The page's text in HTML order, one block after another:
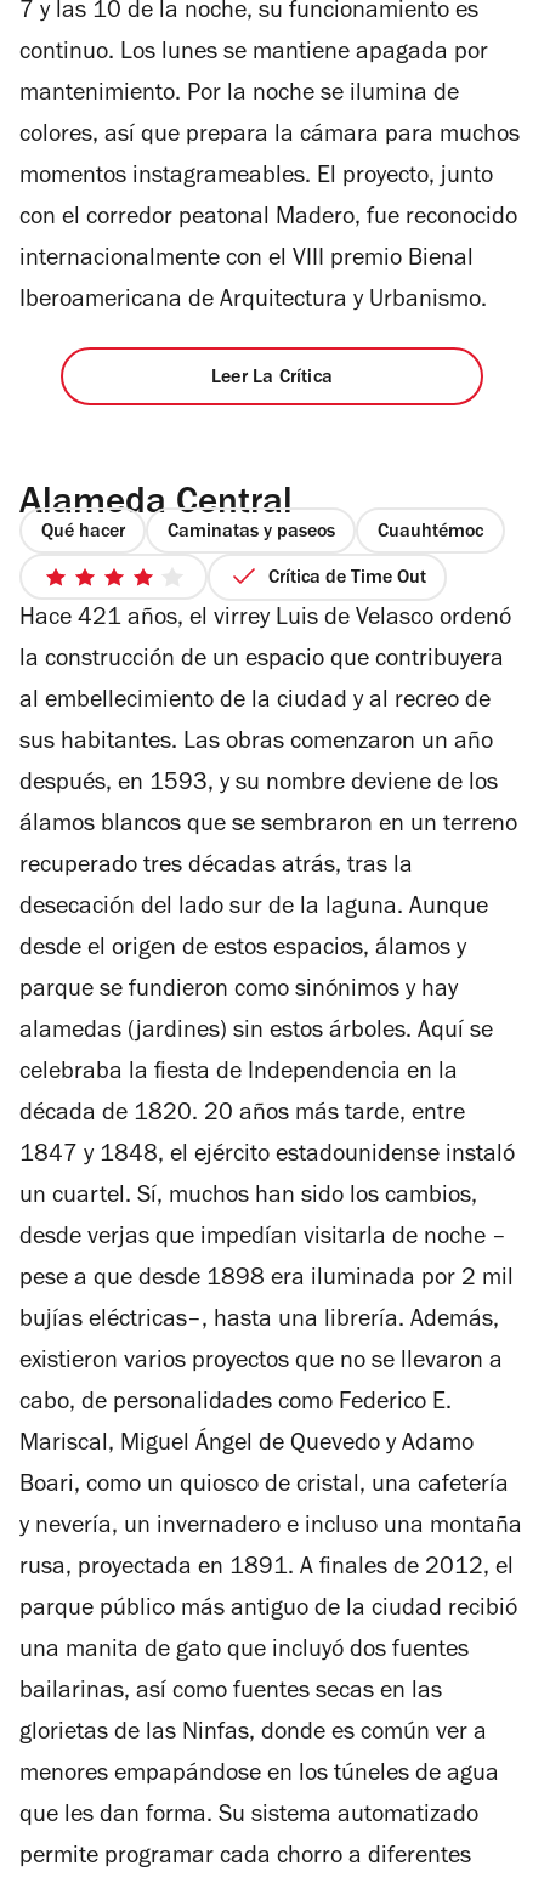
7 y las 10 de la noche, su funcionamiento es
continuo. Los lunes se mantiene apagada por
mantenimiento. Por la noche se ilumina de
colores, así que prepara la cámara para muchos
momentos instagrameables. El proyecto, junto
con el corredor peatonal Madero, fue reconocido
internacionalmente con el VIII premio Bienal
Iberoamericana de Arquitectura y Urbanismo.
Leer La Crítica
Alameda Central
Qué hacer Caminatas y paseos Cuauhtémoc
4
de
Crítica de Time Out
Hace 421 años, el virrey Luis de Velasco ordenó
la construcción de un espacio que contribuyera
al embellecimiento de la ciudad y al recreo de
sus habitantes. Las obras comenzaron un año
después, en 1593, y su nombre deviene de los
álamos blancos que se sembraron en un terreno
recuperado tres décadas atrás, tras la
desecación del lado sur de la laguna. Aunque
desde el origen de estos espacios, álamos y
parque se fundieron como sinónimos y hay
alamedas (jardines) sin estos árboles. Aquí se
celebraba la fiesta de Independencia en la
década de 1820. 20 años más tarde, entre
1847 y 1848, el ejército estadounidense instaló
un cuartel. Sí, muchos han sido los cambios,
desde verjas que impedían visitarla de noche –
pese a que desde 1898 era iluminada por 2 mil
bujías eléctricas–, hasta una librería. Además,
existieron varios proyectos que no se llevaron a
cabo, de personalidades como Federico E.
Mariscal, Miguel Ángel de Quevedo y Adamo
Boari, como un quiosco de cristal, una cafetería
y nevería, un invernadero e incluso una montaña
rusa, proyectada en 1891. A finales de 2012, el
parque público más antiguo de la ciudad recibió
una manita de gato que incluyó dos fuentes
bailarinas, así como fuentes secas en las
glorietas de las Ninfas, donde es común ver a
menores empapándose en los túneles de agua
que les dan forma. Su sistema automatizado
permite programar cada chorro a diferentes